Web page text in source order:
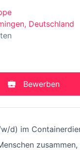
Deutschland
Bewerben
d) im